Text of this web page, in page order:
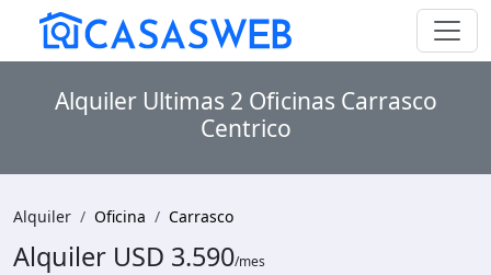
Alquiler Ultimas 2 Oficinas Carrasco
Centrico
Alquiler Oficina Carrasco
Alquiler USD 3.590/mes